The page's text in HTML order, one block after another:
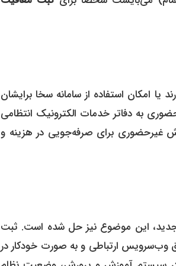
امکان استفاده از سامانه سخا برایشان
به دفاتر خدمات الکترونیک انتظامی
روش غیرحضوری برای صرفه‌جویی در هزینه و
جدید، این موضوع نیز حل شده است. ثبت
وب‌سرویس ارتباطی و به صورت خودکار در